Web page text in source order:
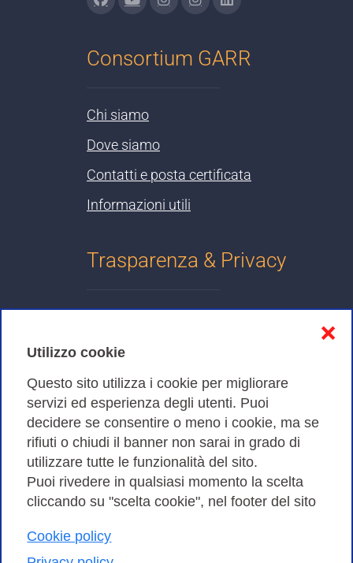
Utilizzo cookie
Questo sito utilizza i cookie per migliorare
servizi ed esperienza degli utenti. Puoi
decidere se consentire o meno i cookie, ma se
rifiuti o chiudi il banner non sarai in grado di
utilizzare tutte le funzionalità del sito.
Puoi rivedere in qualsiasi momento la scelta
cliccando su "scelta cookie", nel footer del sito
Cookie policy
❌
Consortium GARR
Chi siamo
Dove siamo
Contatti e posta certificata
Informazioni utili
Trasparenza & Privacy
Cookies Policy
Amministrazione trasparente
Bandi di Gara
Consortium GARR - Via dei Tizii, 6 - 00185 Roma | Tel.
| CF 97284570583 – PI 07577141000 | Codice
Destinatario 7EU9KEU |